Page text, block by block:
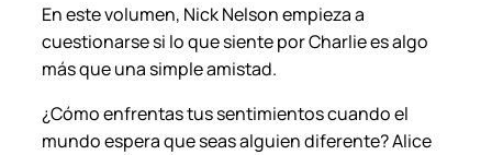
En este volumen, Nick Nelson empieza a
cuestionarse si lo que siente por Charlie es algo
más que una simple amistad.
¿Cómo enfrentas tus sentimientos cuando el
mundo espera que seas alguien diferente? Alice